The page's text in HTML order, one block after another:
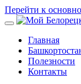
Перейти к
Главная
Полезности
Контакты